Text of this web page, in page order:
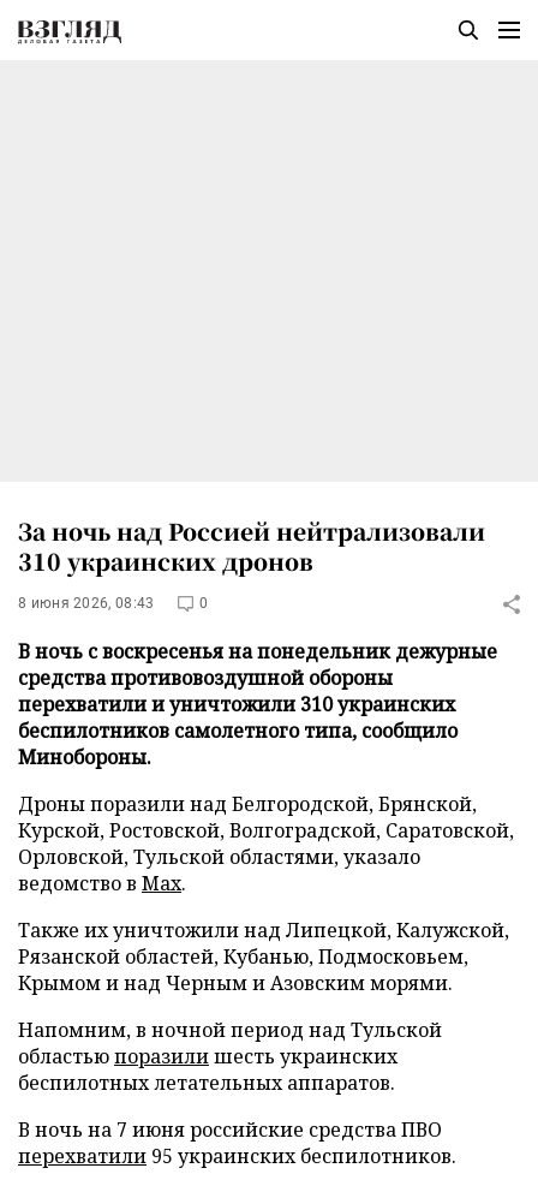
За ночь над Россией нейтрализовали
310 украинских дронов
8 июня 2026, 08:43 0
В ночь с воскресенья на понедельник дежурные
средства противовоздушной обороны
перехватили и уничтожили 310 украинских
беспилотников самолетного типа, сообщило
Минобороны.
Дроны поразили над Белгородской, Брянской,
Курской, Ростовской, Волгоградской, Саратовской,
Орловской, Тульской областями, указало
ведомство в Max.
Также их уничтожили над Липецкой, Калужской,
Рязанской областей, Кубанью, Подмосковьем,
Крымом и над Черным и Азовским морями.
Напомним, в ночной период над Тульской
областьюпоразилишесть украинских
беспилотных летательных аппаратов.
В ночь на 7 июня российские средства ПВО
перехватили 95 украинских беспилотников.